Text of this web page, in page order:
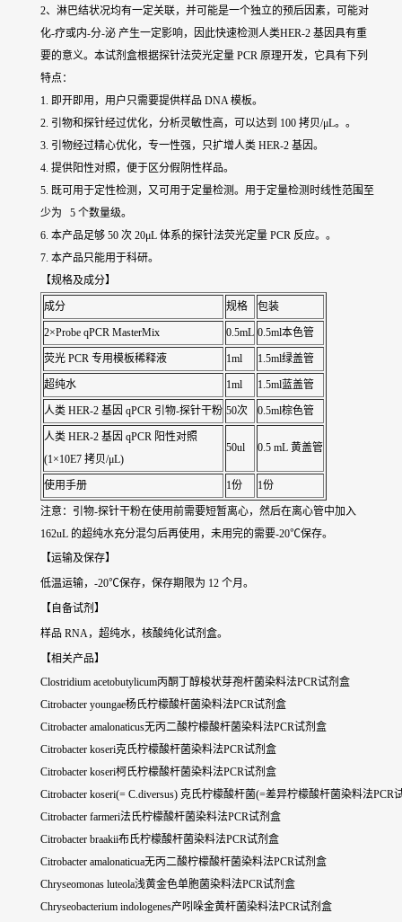
2、淋巴结状况均有一定关联，并可能是一个独立的预后因素，可能对
化-疗或内-分-泌 产生一定影响，因此快速检测人类HER-2 基因具有重
要的意义。本试剂盒根据探针法荧光定量 PCR 原理开发，它具有下列
特点：
1. 即开即用，用户只需要提供样品 DNA 模板。
2. 引物和探针经过优化，分析灵敏性高，可以达到 100 拷贝/μL。。
3. 引物经过精心优化，专一性强，只扩增人类 HER-2 基因。
4. 提供阳性对照，便于区分假阴性样品。
5. 既可用于定性检测，又可用于定量检测。用于定量检测时线性范围至
少为 5 个数量级。
6. 本产品足够 50 次 20μL 体系的探针法荧光定量 PCR 反应。。
7. 本产品只能用于科研。
【规格及成分】
成分 规格 包装
2×Probe qPCR MasterMix 0.5mL 0.5ml本色管
荧光 PCR 专用模板稀释液 1ml 1.5ml绿盖管
超纯水 1ml 1.5ml蓝盖管
人类 HER-2 基因 qPCR 引物-探针干粉 50次 0.5ml棕色管
人类 HER-2 基因 qPCR 阳性对照
(1×10E7 拷贝/μL)
50ul 0.5 mL 黄盖管
使用手册 1份 1份
注意：引物-探针干粉在使用前需要短暂离心，然后在离心管中加入
162uL 的超纯水充分混匀后再使用，未用完的需要-20℃保存。
【运输及保存】
低温运输，-20℃保存，保存期限为 12 个月。
【自备试剂】
样品 RNA，超纯水，核酸纯化试剂盒。
【相关产品】
Clostridium acetobutylicum丙酮丁醇梭状芽孢杆菌染料法PCR试剂盒
Citrobacter youngae杨氏柠檬酸杆菌染料法PCR试剂盒
Citrobacter amalonaticus无丙二酸柠檬酸杆菌染料法PCR试剂盒
Citrobacter koseri克氏柠檬酸杆菌染料法PCR试剂盒
Citrobacter koseri柯氏柠檬酸杆菌染料法PCR试剂盒
Citrobacter koseri(= C.diversus) 克氏柠檬酸杆菌(=差异柠檬酸杆菌染料法PCR
Citrobacter farmeri法氏柠檬酸杆菌染料法PCR试剂盒
Citrobacter braakii布氏柠檬酸杆菌染料法PCR试剂盒
Citrobacter amalonaticua无丙二酸柠檬酸杆菌染料法PCR试剂盒
Chryseomonas luteola浅黄金色单胞菌染料法PCR试剂盒
Chryseobacterium indologenes产吲哚金黄杆菌染料法PCR试剂盒